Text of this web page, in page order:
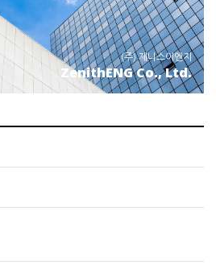
(주) 제니스이엔지
ZenithENG Co., Ltd.